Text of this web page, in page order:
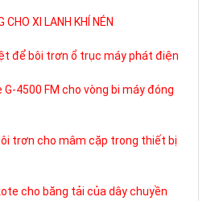
CHO XI LANH KHÍ NÉN
để bôi trơn ổ trục máy phát điện
4500 FM cho vòng bi máy đóng
trơn cho mâm cặp trong thiết bị
cho băng tải của dây chuyền